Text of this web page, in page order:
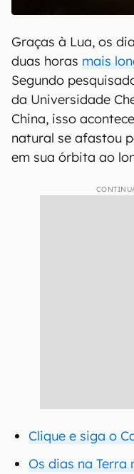
Graças à Lua, os
duas horas mais
Segundo
da Universidade
China, isso
natural se afastou
em sua órbita ao
Clique e siga o
Os dias na